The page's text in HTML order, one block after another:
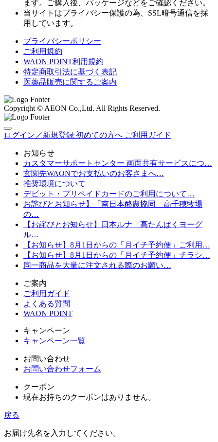
ます。ご購入後、パッケージなどをご確認ください。
当サイトはプライバシー保護の為、SSL暗号通信を採
用しています。
プライバシーポリシー
ご利用規約
WAON POINT利用規約
特定商取引法に基づく表記
医薬品販売に関するご案内
Copyright © AEON Co.,Ltd. All Rights Reserved.
ログイン／新規登録 初めての方へ ご利用ガイド
お知らせ
カスタマーサポートセンター 画面共有サービスにつ…
玄関先WAONでお支払いのお客さまへ…
推奨環境について
デビット・プリペイドカードのご利用について…
お詫びとお知らせ】「南日本酪農協同 高千穂牧場
の…
【お詫びとお知らせ】日本ルナ「高たんぱくヨーグ
ル…
【お知らせ】8月1日からの「月イチ予約便」ご利用…
【お知らせ】8月1日からの「月イチ予約便」チラシ…
同一商品を大量に注文される際のお願い…
ご案内
ご利用ガイド
よくある質問
WAON POINT
キャンペーン
キャンペーン一覧
お問い合わせ
お問い合わせフォーム
クーポン
現在お持ちのクーポンはありません。
戻る
お届け先名を入力してください。